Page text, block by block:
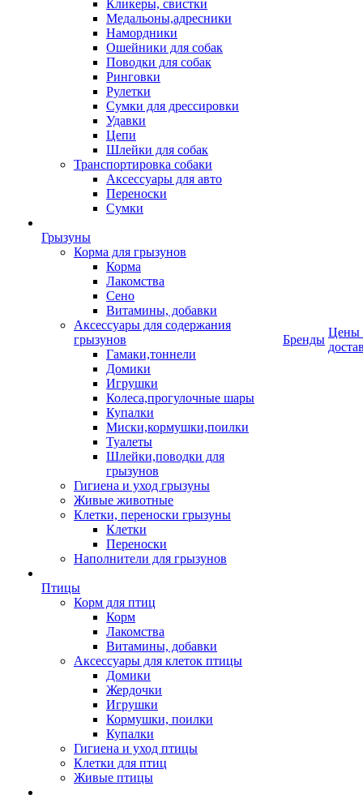
Кликеры, свистки
Медальоны,адресники
Намордники
Ошейники для собак
Поводки для собак
Ринговки
Рулетки
Сумки для дрессировки
Удавки
Цепи
Шлейки для собак
Транспортировка собаки
Аксессуары для авто
Переноски
Сумки
Грызуны
Корма для грызунов
Корма
Лакомства
Сено
Витамины, добавки
Аксессуары для содержания
грызунов
Гамаки,тоннели
Домики
Игрушки
Колеса,прогулочные шары
Купалки
Миски,кормушки,поилки
Туалеты
Шлейки,поводки для
грызунов
Гигиена и уход грызуны
Живые животные
Клетки, переноски грызуны
Клетки
Переноски
Наполнители для грызунов
Птицы
Корм для птиц
Корм
Лакомства
Витамины, добавки
Аксессуары для клеток птицы
Домики
Жердочки
Игрушки
Кормушки, поилки
Купалки
Гигиена и уход птицы
Клетки для птиц
Живые птицы
Бренды
Цены